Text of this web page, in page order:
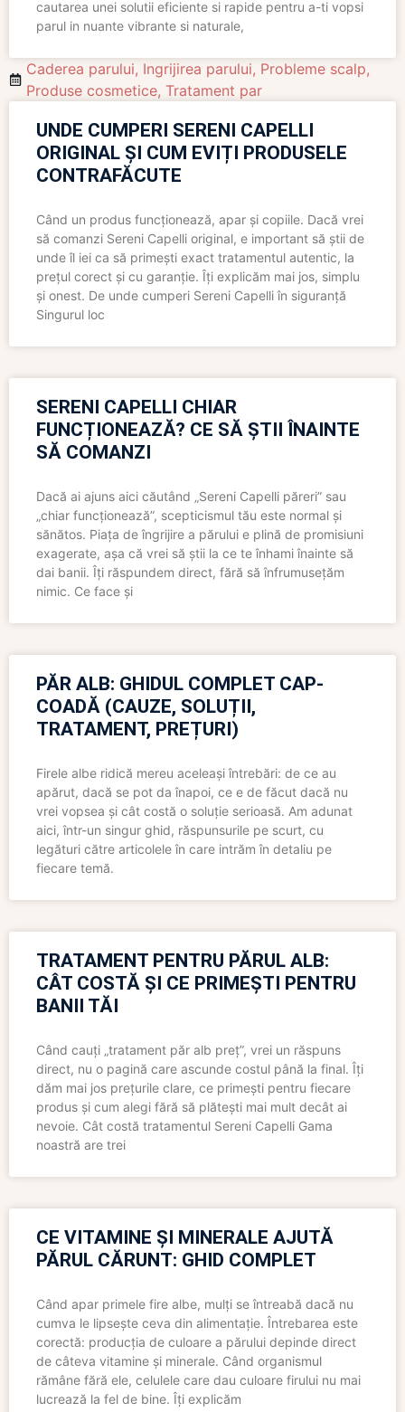
cautarea unei solutii eficiente si rapide pentru a-ti vopsi
parul in nuante vibrante si naturale,
Caderea parului, Ingrijirea parului, Probleme scalp,
Produse cosmetice, Tratament par
UNDE CUMPERI SERENI CAPELLI
ORIGINAL ȘI CUM EVIȚI PRODUSELE
CONTRAFĂCUTE
Când un produs funcționează, apar și copiile. Dacă vrei
să comanzi Sereni Capelli original, e important să știi de
unde îl iei ca să primești exact tratamentul autentic, la
prețul corect și cu garanție. Îți explicăm mai jos, simplu
și onest. De unde cumperi Sereni Capelli în siguranță
Singurul loc
SERENI CAPELLI CHIAR
FUNCȚIONEAZĂ? CE SĂ ȘTII ÎNAINTE
SĂ COMANZI
Dacă ai ajuns aici căutând „Sereni Capelli păreri” sau
„chiar funcționează”, scepticismul tău este normal și
sănătos. Piața de îngrijire a părului e plină de promisiuni
exagerate, așa că vrei să știi la ce te înhami înainte să
dai banii. Îți răspundem direct, fără să înfrumusețăm
nimic. Ce face și
PĂR ALB: GHIDUL COMPLET CAP-
COADĂ (CAUZE, SOLUȚII,
TRATAMENT, PREȚURI)
Firele albe ridică mereu aceleași întrebări: de ce au
apărut, dacă se pot da înapoi, ce e de făcut dacă nu
vrei vopsea și cât costă o soluție serioasă. Am adunat
aici, într-un singur ghid, răspunsurile pe scurt, cu
legături către articolele în care intrăm în detaliu pe
fiecare temă.
TRATAMENT PENTRU PĂRUL ALB:
CÂT COSTĂ ȘI CE PRIMEȘTI PENTRU
BANII TĂI
Când cauți „tratament păr alb preț”, vrei un răspuns
direct, nu o pagină care ascunde costul până la final. Îți
dăm mai jos prețurile clare, ce primești pentru fiecare
produs și cum alegi fără să plătești mai mult decât ai
nevoie. Cât costă tratamentul Sereni Capelli Gama
noastră are trei
CE VITAMINE ȘI MINERALE AJUTĂ
PĂRUL CĂRUNT: GHID COMPLET
Când apar primele fire albe, mulți se întreabă dacă nu
cumva le lipsește ceva din alimentație. Întrebarea este
corectă: producția de culoare a părului depinde direct
de câteva vitamine și minerale. Când organismul
rămâne fără ele, celulele care dau culoare firului nu mai
lucrează la fel de bine. Îți explicăm